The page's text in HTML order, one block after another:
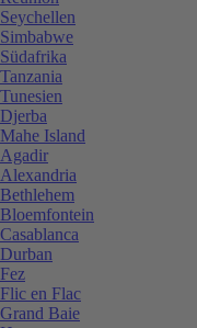
Seychellen
Simbabwe
Südafrika
Tanzania
Tunesien
Djerba
Mahe Island
Agadir
Alexandria
Bethlehem
Bloemfontein
Casablanca
Durban
Fez
Flic en Flac
Grand Baie